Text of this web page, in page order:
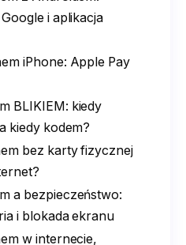
i aplikacja
iPhone: Apple Pay
BLIKIEM: kiedy
kiedy kodem?
bez karty fizycznej
a bezpieczeństwo:
i blokada ekranu
w internecie,